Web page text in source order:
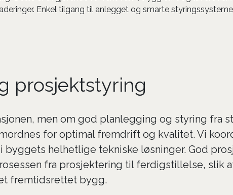
Enkel tilgang til anlegget og smarte
prosjektstyring
men om god planlegging og styring fra
for optimal fremdrift og kvalitet. Vi
byggets helhetlige tekniske løsninger. God
fra prosjektering til ferdigstillelse, slik
fremtidsrettet bygg.